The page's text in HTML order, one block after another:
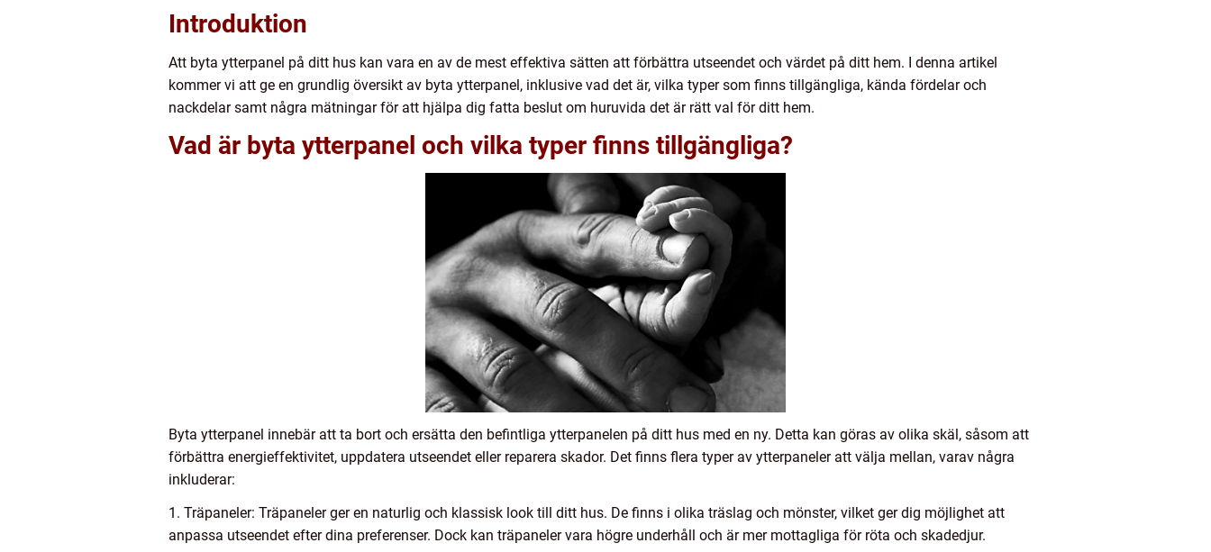
Introduktion
Att byta ytterpanel på ditt hus kan vara en av de mest effektiva sätten att förbättra utseendet och värdet på ditt hem. I denna artikel
kommer vi att ge en grundlig översikt av byta ytterpanel, inklusive vad det är, vilka typer som finns tillgängliga, kända fördelar och
nackdelar samt några mätningar för att hjälpa dig fatta beslut om huruvida det är rätt val för ditt hem.
Vad är byta ytterpanel och vilka typer finns tillgängliga?
Byta ytterpanel innebär att ta bort och ersätta den befintliga ytterpanelen på ditt hus med en ny. Detta kan göras av olika skäl, såsom att
förbättra energieffektivitet, uppdatera utseendet eller reparera skador. Det finns flera typer av ytterpaneler att välja mellan, varav några
inkluderar:
1. Träpaneler: Träpaneler ger en naturlig och klassisk look till ditt hus. De finns i olika träslag och mönster, vilket ger dig möjlighet att
anpassa utseendet efter dina preferenser. Dock kan träpaneler vara högre underhåll och är mer mottagliga för röta och skadedjur.